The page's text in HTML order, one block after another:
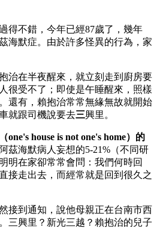
得不錯，今年已經87歲了，幾年
海默症。由於許多怪異的行為，家
治在半夜醒來，就立刻走到廚房要
很受不了；即使是午睡醒來，照樣
還有，賴抱治常常無緣無故就開始
就跟司機說要去三興里。
one's house is not one's home）的
茲海默病人妄想的5-21%（不同研
明在家卻常常會問：我們何時回
接走出去，而經常就是回到很久之
接到通知，說他母親正在台南市西
三興里？新光三越？賴抱治的兒子